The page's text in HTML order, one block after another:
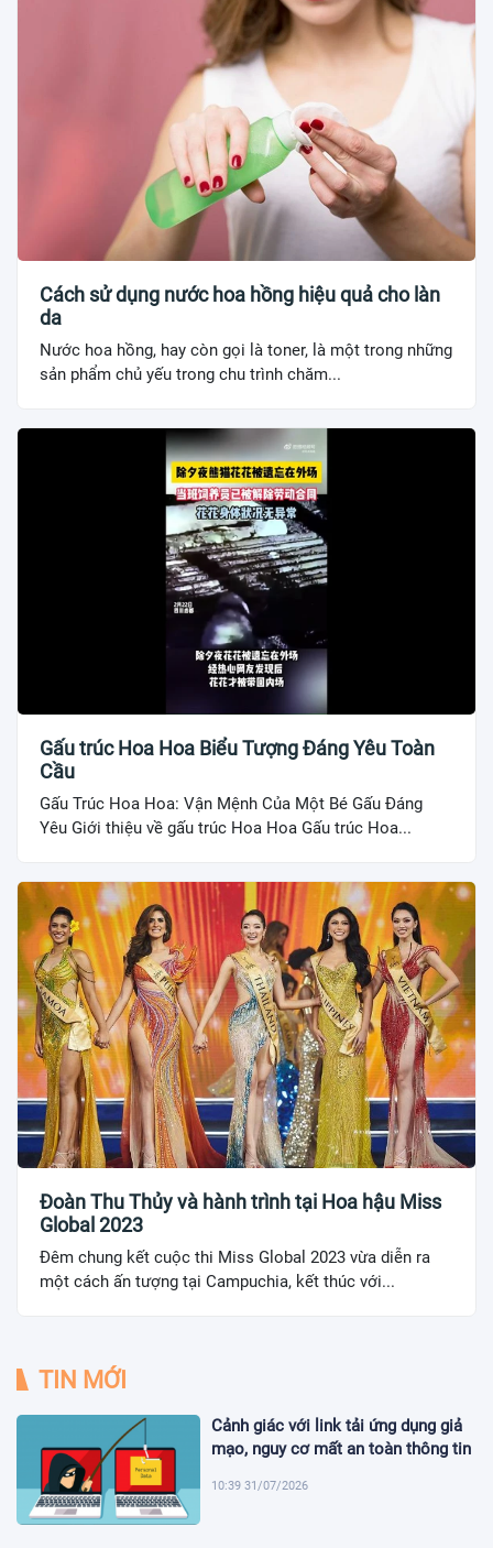
Cách sử dụng nước hoa hồng hiệu quả cho làn
da
Nước hoa hồng, hay còn gọi là toner, là một trong những
sản phẩm chủ yếu trong chu trình chăm...
Gấu trúc Hoa Hoa Biểu Tượng Đáng Yêu Toàn
Cầu
Gấu Trúc Hoa Hoa: Vận Mệnh Của Một Bé Gấu Đáng
Yêu Giới thiệu về gấu trúc Hoa Hoa Gấu trúc Hoa...
Đoàn Thu Thủy và hành trình tại Hoa hậu Miss
Global 2023
Đêm chung kết cuộc thi Miss Global 2023 vừa diễn ra
một cách ấn tượng tại Campuchia, kết thúc với...
TIN MỚI
Cảnh giác với link tải ứng dụng giả
mạo, nguy cơ mất an toàn thông tin
10:39 31/07/2026